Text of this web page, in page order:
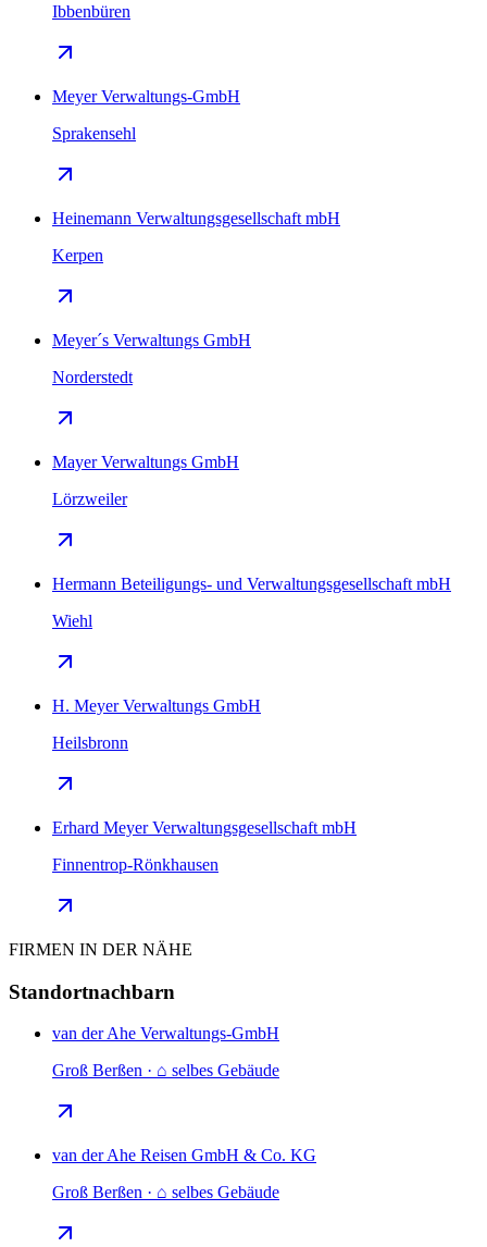
Ibbenbüren
Meyer Verwaltungs-GmbH
Sprakensehl
Heinemann Verwaltungsgesellschaft mbH
Kerpen
Meyer´s Verwaltungs GmbH
Norderstedt
Mayer Verwaltungs GmbH
Lörzweiler
Hermann Beteiligungs- und Verwaltungsgesellschaft mbH
Wiehl
H. Meyer Verwaltungs GmbH
Heilsbronn
Erhard Meyer Verwaltungsgesellschaft mbH
Finnentrop-Rönkhausen
FIRMEN IN DER NÄHE
Standortnachbarn
van der Ahe Verwaltungs-GmbH
Groß Berßen · ⌂ selbes Gebäude
van der Ahe Reisen GmbH & Co. KG
Groß Berßen · ⌂ selbes Gebäude